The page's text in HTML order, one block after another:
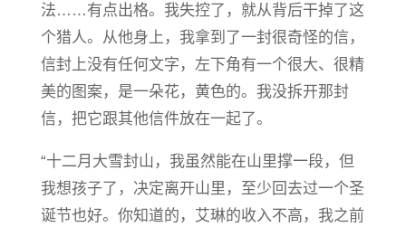
法……有点出格。我失控了，就从背后干掉了这
个猎人。从他身上，我拿到了一封很奇怪的信，
信封上没有任何文字，左下角有一个很大、很精
美的图案，是一朵花，黄色的。我没拆开那封
信，把它跟其他信件放在一起了。
“十二月大雪封山，我虽然能在山里撑一段，但
我想孩子了，决定离开山里，至少回去过一个圣
诞节也好。你知道的，艾琳的收入不高，我之前